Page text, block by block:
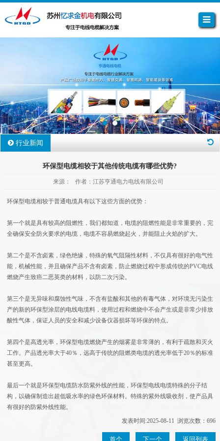
行业新闻
环保型电缆相较于其他传统电缆有哪些优势?
来源： 作者：江苏亨通电力电线有限公司
环保型电缆相较于普通电缆具有以下这些方面的优势：
第一个就是具有较高的阻燃性，我们都知道，电缆的阻燃性能是非常重要的，完
全确保安全防火要求的电缆，电缆不容易燃烧起火，并能阻止火焰的扩大。
第二个是不含卤素，绿色绝缘，特殊的氧气阻隔性材料，不仅具有很好的电气性
能，机械性能，并且确保产品不含有卤素，防止燃烧过程中形成传统的PVC电线
燃烧产生致癌二恶英类的材料，以防二次污染。
第三个是无异味和腐蚀性气味，不含有盐酸和其他的有毒气体，对环境无污染生
产的新的环保型涂层的电线电缆料，使用过程和燃烧中不会产生或是非常少排放
酸性气体，保证人员的安全和减少设备仪器损坏等环保的特点。
第四个是高透光率，环保型电缆燃烧产生的烟雾是非常薄的，有利于疏散和灭火
工作。产品透光率大于40％，远高于传统的阻燃类电缆的透光率低于20％的标准
甚至更高。
最后一个就是环保型电缆防水防紫外线的性能，环保型电线电缆特殊的分子结
构，以确保制造出超低吸水率的绿色环保材料。特殊的紫外线吸收剂，使产品具
有很好的防紫外线性能。
发表时间:2025-08-11 浏览次数：696
首个 下一个 返回列表